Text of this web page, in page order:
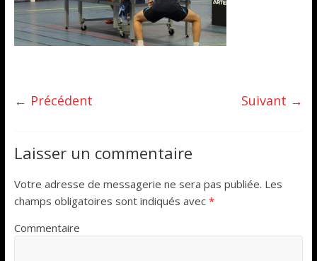
← Précédent Suivant →
Laisser un commentaire
Votre adresse de messagerie ne sera pas publiée. Les
champs obligatoires sont indiqués avec *
Commentaire